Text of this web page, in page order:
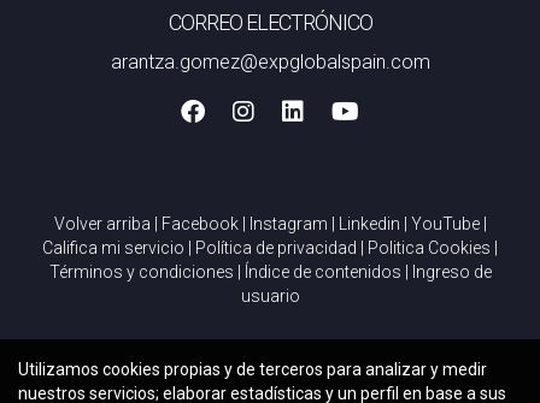
CORREO ELECTRÓNICO
arantza.gomez@expglobalspain.com
Volver arriba Facebook| Instagram Linkedin YouTube|
Califica mi servicio
Política de privacidad Politica Cookies
Términos y condiciones
Índice de contenidos
Ingreso de
usuario
Utilizamos cookies propias y de terceros para analizar y medir
nuestros servicios; elaborar estadísticas y un perfil en base a sus